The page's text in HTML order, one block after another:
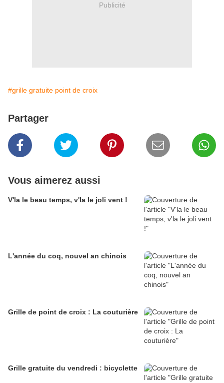
Publicité
#grille gratuite point de croix
Partager
Vous aimerez aussi
V'la le beau temps, v'la le joli vent !
L'année du coq, nouvel an chinois
Grille de point de croix : La couturière
Grille gratuite du vendredi : bicyclette